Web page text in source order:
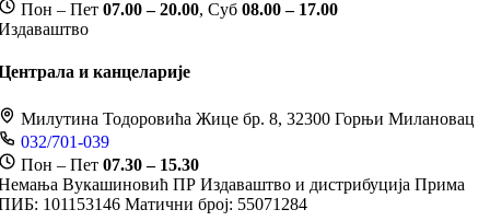
Пон – Пет 07.00 – 20.00, Суб 08.00 – 17.00
и канцеларије
Милутина Тодоровића Жице бр. 8, 32300 Горњи Милановац
032/701-039
Пон – Пет 07.30 – 15.30
Вукашиновић ПР Издаваштво и дистрибуција Прима
101153146 Матични број: 55071284